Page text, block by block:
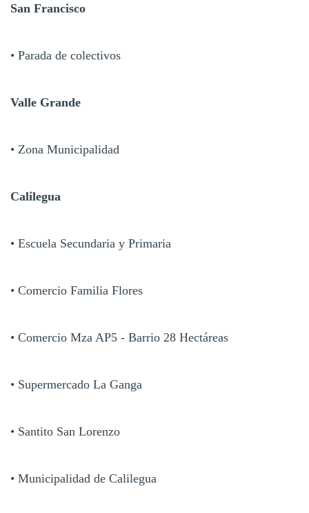
San Francisco
• Parada de colectivos
Valle Grande
• Zona Municipalidad
Calilegua
• Escuela Secundaria y Primaria
• Comercio Familia Flores
• Comercio Mza AP5 - Barrio 28 Hectáreas
• Supermercado La Ganga
• Santito San Lorenzo
• Municipalidad de Calilegua